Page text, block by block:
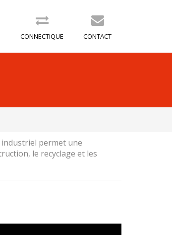
CONNECTIQUE CONTACT
permet une
le recyclage et les